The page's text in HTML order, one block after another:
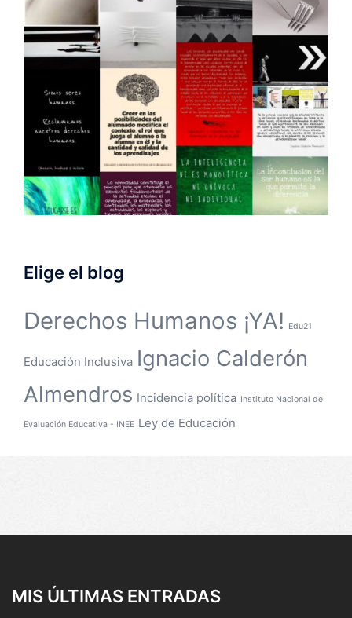
Elige el blog
Derechos Humanos ¡YA! Edu21
Educación Inclusiva Ignacio Calderón
Almendros Incidencia política Instituto Nacional de
Evaluación Educativa - INEE Ley de Educación
MIS ÚLTIMAS ENTRADAS